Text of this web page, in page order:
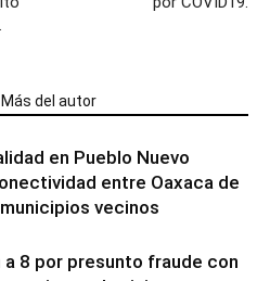
Más del autor
en Pueblo Nuevo
entre Oaxaca de
vecinos
a 8 por presunto fraude con